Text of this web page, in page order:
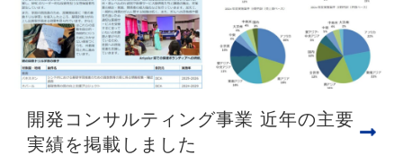
開発コンサルティング事業 近年の主要
実績を掲載しました